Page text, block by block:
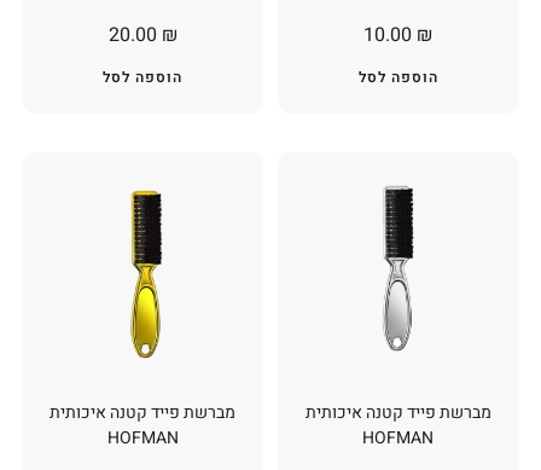
20.00 ₪
הוספה לסל
10.00 ₪
הוספה לסל
מברשת פייד קטנה איכותית
HOFMAN
מברשת פייד קטנה איכותית
HOFMAN